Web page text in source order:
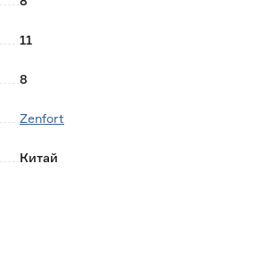
11
8
Zenfort
Китай